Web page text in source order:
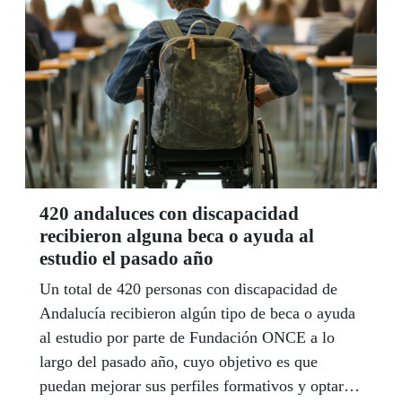
Ayuntamiento de la capital andaluza.
420 andaluces con discapacidad
recibieron alguna beca o ayuda al
estudio el pasado año
Un total de 420 personas con discapacidad de
Andalucía recibieron algún tipo de beca o ayuda
al estudio por parte de Fundación ONCE a lo
largo del pasado año, cuyo objetivo es que
puedan mejorar sus perfiles formativos y optar a